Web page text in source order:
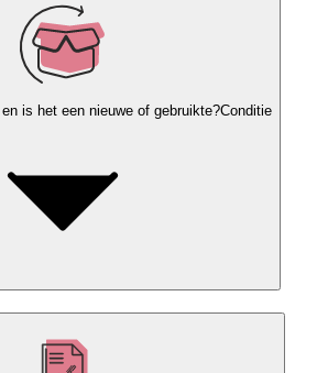
is het een nieuwe of gebruikte?Conditie